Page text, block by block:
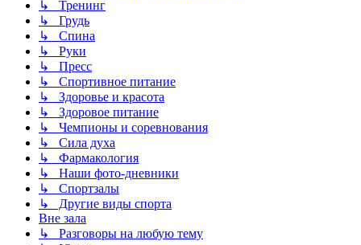
↳ Тренинг
↳ Грудь
↳ Спина
↳ Руки
↳ Пресс
↳ Спортивное питание
↳ Здоровье и красота
↳ Здоровое питание
↳ Чемпионы и соревнования
↳ Сила духа
↳ Фармакология
↳ Наши фото-дневники
↳ Спортзалы
↳ Другие виды спорта
Вне зала
↳ Разговоры на любую тему